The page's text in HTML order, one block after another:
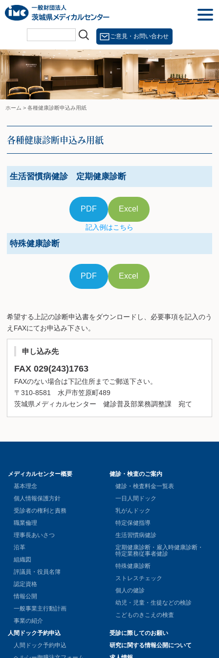
Skip
to
content
ご意見・お問い合わせ
ホーム > 各種健康診断申込み用紙
各種健康診断申込み用紙
生活習慣病健診 定期健康診断
PDF Excel
記入例はこちら
特殊健康診断
PDF Excel
希望する上記の診断申込書をダウンロードし、必要事項を記入のう
えFAXにてお申込み下さい。
申し込み先
FAX 029(243)1763
FAXのない場合は下記住所までご郵送下さい。
〒310-8581 水戸市笠原町489
茨城県メディカルセンター 健診普及部業務調整課 宛て
メディカルセンター概要
基本理念
個人情報保護方針
受診者の権利と責務
職業倫理
理事長あいさつ
沿革
組織図
評議員・役員名簿
認定資格
情報公開
一般事業主行動計画
事業の紹介
健診・検査のご案内
健診・検査料金一覧表
一日人間ドック
乳がんドック
特定保健指導
生活習慣病健診
定期健康診断・雇入時健康診断・
特定業務従事者健診
特殊健康診断
ストレスチェック
個人の健診
幼児・児童・生徒などの検診
こどものきこえの検査
人間ドック予約申込
人間ドック予約申込
受診に際してのお願い
研究に関する情報公開について